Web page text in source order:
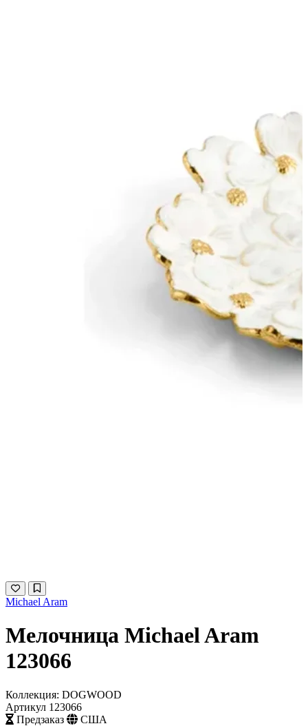
Michael Aram
Мелочница Michael Aram
123066
Коллекция: DOGWOOD
Артикул 123066
Предзаказ
США